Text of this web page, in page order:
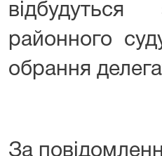
відбудуться
районного
обрання
За